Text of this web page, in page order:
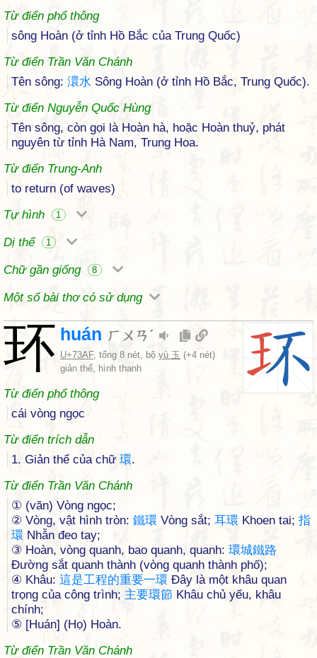
Từ điển phổ thông
sông Hoàn (ở tỉnh Hồ Bắc của Trung Quốc)
Từ điển Trần Văn Chánh
Tên sông: 澴水 Sông Hoàn (ở tỉnh Hồ Bắc, Trung Quốc).
Từ điển Nguyễn Quốc Hùng
Tên sông, còn gọi là Hoàn hà, hoặc Hoàn thuỷ, phát
nguyên từ tỉnh Hà Nam, Trung Hoa.
Từ điển Trung-Anh
to return (of waves)
Tự hình
1
Dị thể 1
Chữ gần giống 8
Một số bài thơ có sử dụng
环 huán ㄏㄨㄢˊ
U+73AF, tổng 8 nét, bộ yù 玉 (+4 nét)
giản thể, hình thanh
Từ điển phổ thông
cái vòng ngọc
Từ điển trích dẫn
1. Giản thể của chữ 環.
Từ điển Trần Văn Chánh
① (văn) Vòng ngọc;
② Vòng, vật hình tròn: 鐵環 Vòng sắt; 耳環 Khoen tai; 指
環 Nhẫn đeo tay;
③ Hoàn, vòng quanh, bao quanh, quanh: 環城鐵路
Đường sắt quanh thành (vòng quanh thành phố);
④ Khâu: 這是工程的重要一環 Đây là một khâu quan
trọng của công trình; 主要環節 Khâu chủ yếu, khâu
chính;
⑤ [Huán] (Họ) Hoàn.
Từ điển Trần Văn Chánh